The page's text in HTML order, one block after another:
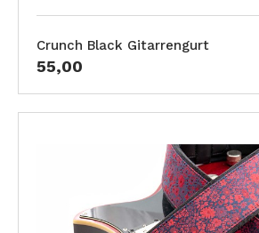
Crunch Black Gitarrengurt
55,00